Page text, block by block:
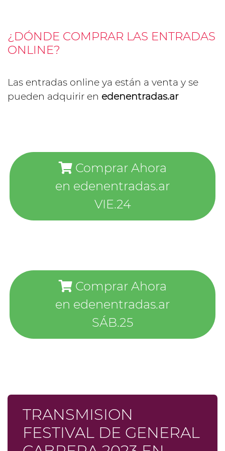
¿DÓNDE COMPRAR LAS ENTRADAS
ONLINE?
Las entradas online ya están a venta y se
pueden adquirir en edenentradas.ar
Comprar Ahora
en edenentradas.ar
VIE.24
Comprar Ahora
en edenentradas.ar
SÁB.25
TRANSMISION
FESTIVAL DE GENERAL